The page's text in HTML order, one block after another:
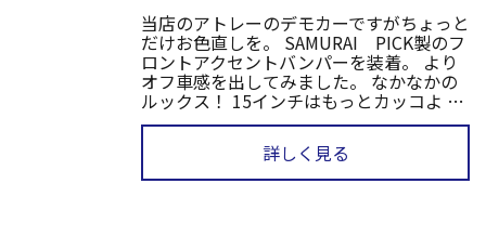
当店のアトレーのデモカーですがちょっと
だけお色直しを。 SAMURAI PICK製のフ
ロントアクセントバンパーを装着。 より
オフ車感を出してみました。 なかなかの
ルックス！ 15インチはもっとカッコよ …
詳しく見る